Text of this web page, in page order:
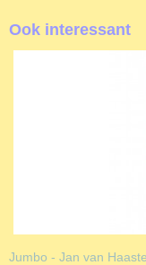
Ook interessant
Jumbo - Jan van